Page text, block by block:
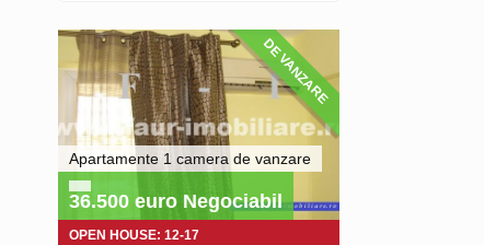
DE VANZARE
Apartamente 1 camera de vanzare
36.500 euro Negociabil
OPEN HOUSE: 12-17